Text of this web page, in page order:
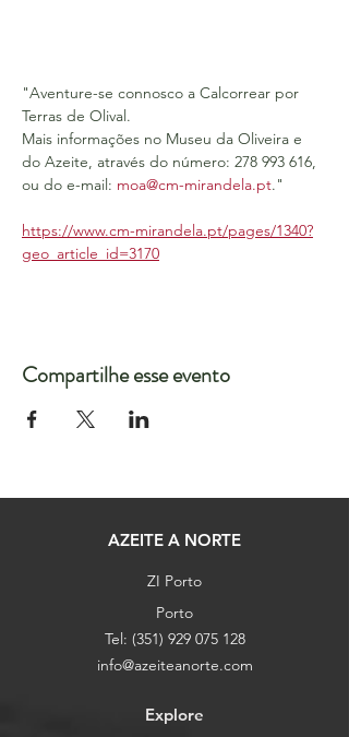
"Aventure-se connosco a Calcorrear por
Terras de Olival.
Mais informações no Museu da Oliveira e
do Azeite, através do número: 278 993 616,
ou do e-mail: moa@cm-mirandela.pt."
https://www.cm-mirandela.pt/pages/1340?
geo_article_id=3170
Compartilhe esse evento
AZEITE A NORTE
ZI Porto
Porto
Tel: (351) 929 075 128
info@azeiteanorte.com
Explore